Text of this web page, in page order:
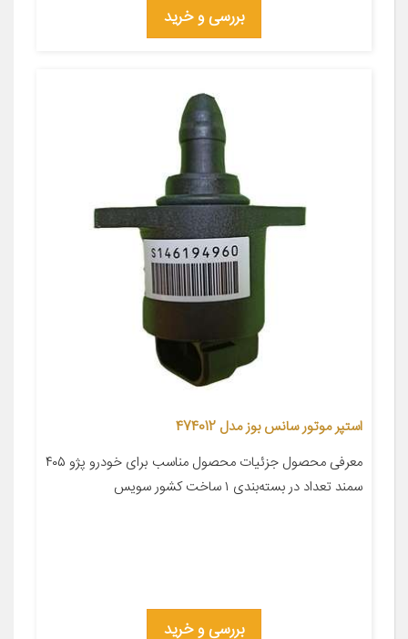
بررسی و خرید
استپر موتور سانس بوز مدل 474012
معرفی محصول جزئیات محصول مناسب برای خودرو پژو ۴۰۵
سمند تعداد در بسته‌بندی ۱ ساخت کشور سویس
بررسی و خرید